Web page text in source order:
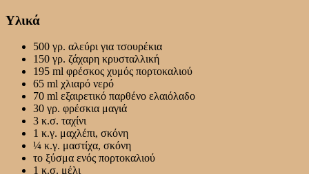
Υλικά
500 γρ. αλεύρι για τσουρέκια
150 γρ. ζάχαρη κρυσταλλική
195 ml φρέσκος χυμός πορτοκαλιού
65 ml χλιαρό νερό
70 ml εξαιρετικό παρθένο ελαιόλαδο
30 γρ. φρέσκια μαγιά
3 κ.σ. ταχίνι
1 κ.γ. μαχλέπι, σκόνη
¼ κ.γ. μαστίχα, σκόνη
το ξύσμα ενός πορτοκαλιού
1 κ.σ. μέλι